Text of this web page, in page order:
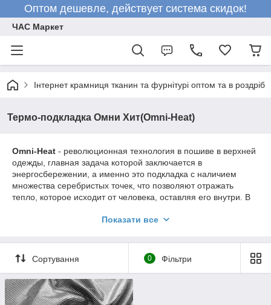
Оптом дешевле, действует система скидок!
ЧАС Маркет
Інтернет крамниця тканин та фурнітурі оптом та в роздріб
Термо-подкладка Омни Хит(Omni-Heat)
Omni-Heat - революционная технология в пошиве в верхней
одежды, главная задача которой заключается в
энергосбережении, а именно это подкладка с наличием
множества серебристых точек, что позволяют отражать
тепло, которое исходит от человека, оставляя его внутри. В
Что такое технология Omni-Tech?
Технология Omni-Tech - этомикропористая мембрана,
которая не позволяет влаге проникать внутрь изделия,
при этом поры мембраны позволяют испарениям легко
выходить наружу. Водонепроницаемая мембрана Omni-
Tech - это комфорт и сухость в любую погоду!
Показати все
Сортування 0 Фільтри